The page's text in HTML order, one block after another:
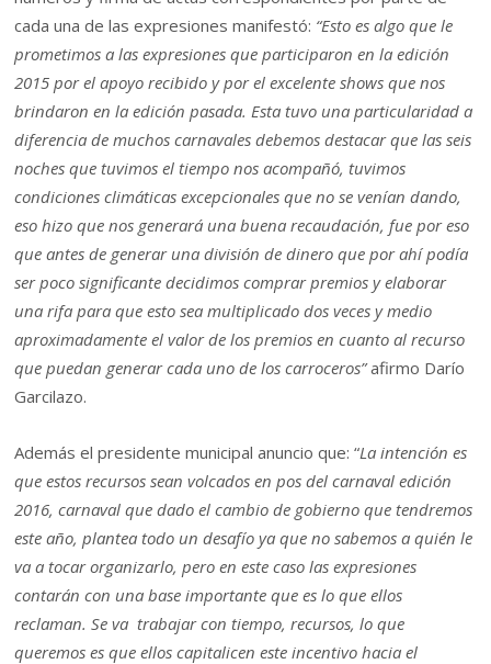
cada una de las expresiones manifestó: “Esto es algo que le
prometimos a las expresiones que participaron en la edición
2015 por el apoyo recibido y por el excelente shows que nos
brindaron en la edición pasada. Esta tuvo una particularidad a
diferencia de muchos carnavales debemos destacar que las seis
noches que tuvimos el tiempo nos acompañó, tuvimos
condiciones climáticas excepcionales que no se venían dando,
eso hizo que nos generará una buena recaudación, fue por eso
que antes de generar una división de dinero que por ahí podía
ser poco significante decidimos comprar premios y elaborar
una rifa para que esto sea multiplicado dos veces y medio
aproximadamente el valor de los premios en cuanto al recurso
que puedan generar cada uno de los carroceros”afirmo Darío
Garcilazo.
Además el presidente municipal anuncio que: “La intención es
que estos recursos sean volcados en pos del carnaval edición
2016, carnaval que dado el cambio de gobierno que tendremos
este año, plantea todo un desafío ya que no sabemos a quién le
va a tocar organizarlo, pero en este caso las expresiones
contarán con una base importante que es lo que ellos
reclaman. Se va trabajar con tiempo, recursos, lo que
queremos es que ellos capitalicen este incentivo hacia el